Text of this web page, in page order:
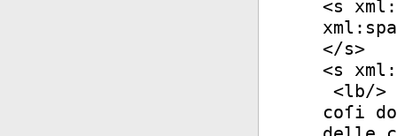
<s
</s>
<s
<lb/>
coſi